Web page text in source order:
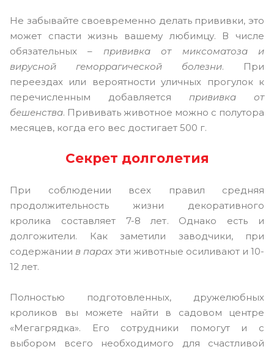
Не забывайте своевременно делать прививки, это
может спасти жизнь вашему любимцу. В числе
обязательных – прививка от миксоматоза и
вирусной геморрагической болезни. При
переездах или вероятности уличных прогулок к
перечисленным добавляется прививка от
бешенства. Прививать животное можно с полутора
месяцев, когда его вес достигает 500 г.
Секрет долголетия
При соблюдении всех правил средняя
продолжительность жизни декоративного
кролика составляет 7-8 лет. Однако есть и
долгожители. Как заметили заводчики, при
содержании в парах эти животные осиливают и 10-
12 лет.
Полностью подготовленных, дружелюбных
кроликов вы можете найти в садовом центре
«Мегагрядка». Его сотрудники помогут и с
выбором всего необходимого для счастливой